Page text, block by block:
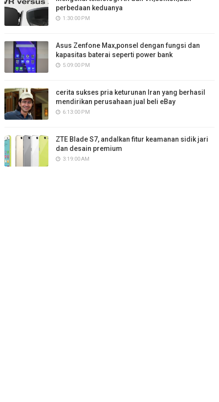
perbedaan keduanya
1:30:00 PM
Asus Zenfone Max,ponsel dengan fungsi dan
kapasitas baterai seperti power bank
5:09:00 PM
cerita sukses pria keturunan Iran yang berhasil
mendirikan perusahaan jual beli eBay
6:13:00 PM
ZTE Blade S7, andalkan fitur keamanan sidik jari
dan desain premium
3:19:00 AM